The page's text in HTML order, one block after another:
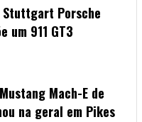
Stuttgart Porsche
um 911 GT3
Mustang Mach-E de
na geral em Pikes